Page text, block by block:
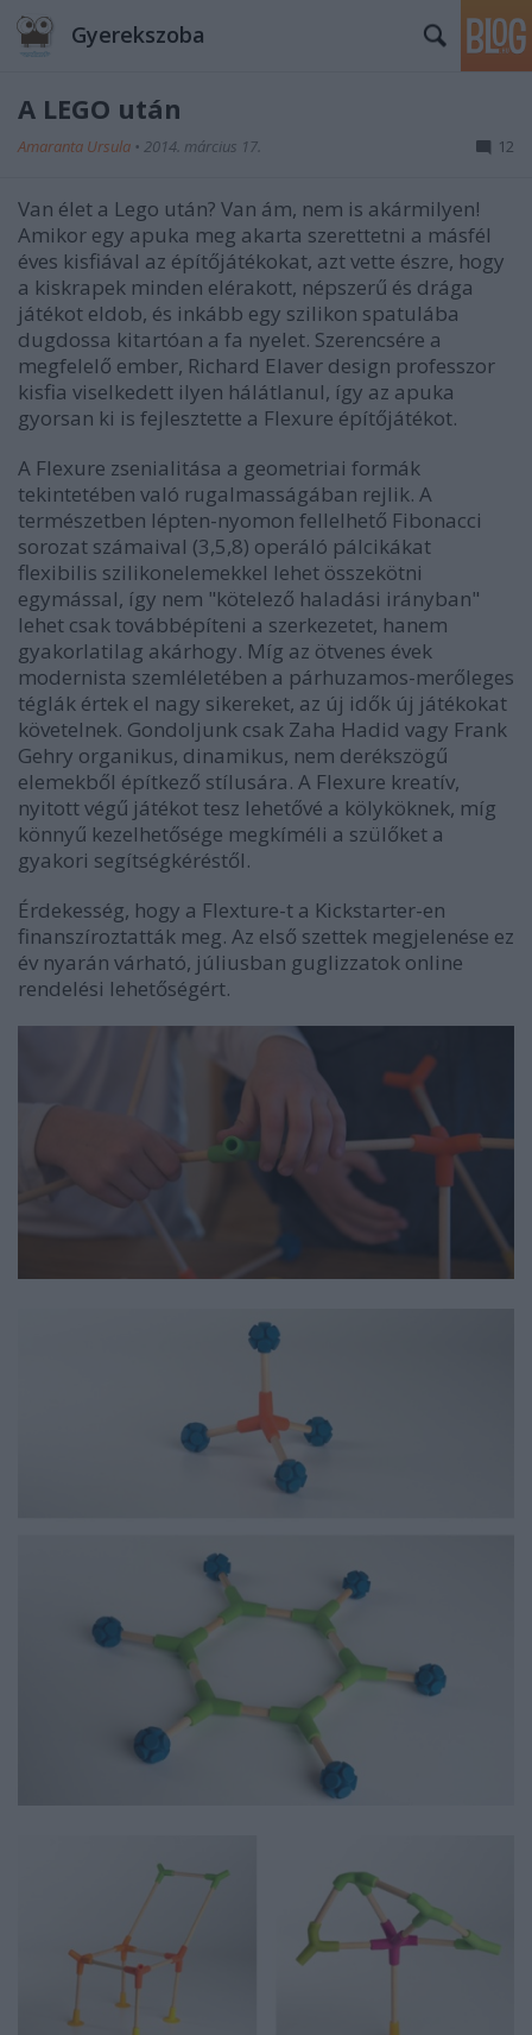
Gyerekszoba
A LEGO után
Amaranta Ursula • 2014. március 17. 12
Van élet a Lego után? Van ám, nem is akármilyen!
Amikor egy apuka meg akarta szerettetni a másfél
éves kisfiával az építőjátékokat, azt vette észre, hogy
a kiskrapek minden elérakott, népszerű és drága
játékot eldob, és inkább egy szilikon spatulába
dugdossa kitartóan a fa nyelet. Szerencsére a
megfelelő ember, Richard Elaver design professzor
kisfia viselkedett ilyen hálátlanul, így az apuka
gyorsan ki is fejlesztette a Flexure építőjátékot.
A Flexure zsenialitása a geometriai formák
tekintetében való rugalmasságában rejlik. A
természetben lépten-nyomon fellelhető Fibonacci
sorozat számaival (3,5,8) operáló pálcikákat
flexibilis szilikonelemekkel lehet összekötni
egymással, így nem "kötelező haladási irányban"
lehet csak továbbépíteni a szerkezetet, hanem
gyakorlatilag akárhogy. Míg az ötvenes évek
modernista szemléletében a párhuzamos-merőleges
téglák értek el nagy sikereket, az új idők új játékokat
követelnek. Gondoljunk csak Zaha Hadid vagy Frank
Gehry organikus, dinamikus, nem derékszögű
elemekből építkező stílusára. A Flexure kreatív,
nyitott végű játékot tesz lehetővé a kölyköknek, míg
könnyű kezelhetősége megkíméli a szülőket a
gyakori segítségkéréstől.
Érdekesség, hogy a Flexture-t a Kickstarter-en
finanszíroztatták meg. Az első szettek megjelenése ez
év nyarán várható, júliusban guglizzatok online
rendelési lehetőségért.